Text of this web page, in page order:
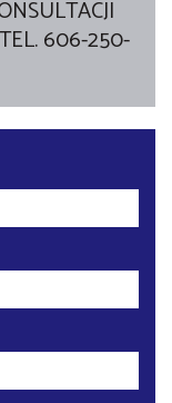
606-250-